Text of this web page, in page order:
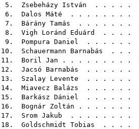
5. Zsebeházy István . . . . .
6. Dalos Máté . . . . . . . .
7. Bárány Tamás . . . . . . .
8. Vigh Loránd Eduárd . . . .
9. Pompura Daniel . . . . . .
10. Schauermann Barnabás . . .
11. Boril Jan . . . . . . . . .
12. Jacsó Barnabás . . . . . .
13. Szalay Levente . . . . . .
14. Miavecz Balázs . . . . . .
15. Barkász Dániel . . . . . .
16. Bognár Zoltán . . . . . . .
17. Srom Jakub . . . . . . . .
18. Goldschmidt Tobias . . . .